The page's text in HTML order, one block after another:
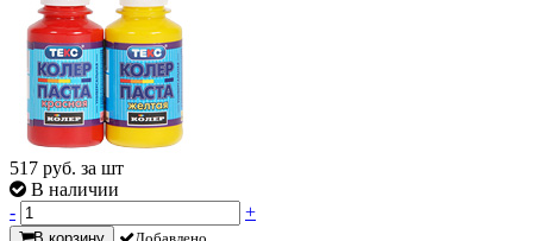
517 руб. за шт
В наличии
-
+